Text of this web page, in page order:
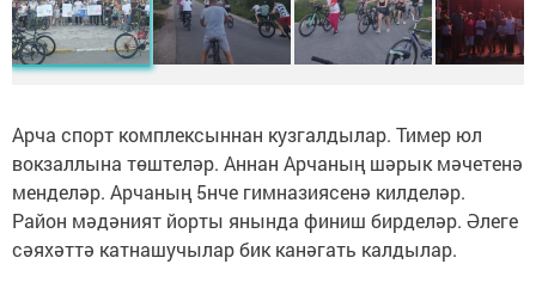
Арча спорт комплексыннан кузгалдылар. Тимер юл
вокзаллына төштеләр. Аннан Арчаның шәрык мәчетенә
менделәр. Арчаның 5нче гимназиясенә килделәр.
Район мәдәният йорты янында финиш бирделәр. Әлеге
сәяхәттә катнашучылар бик канәгать калдылар.